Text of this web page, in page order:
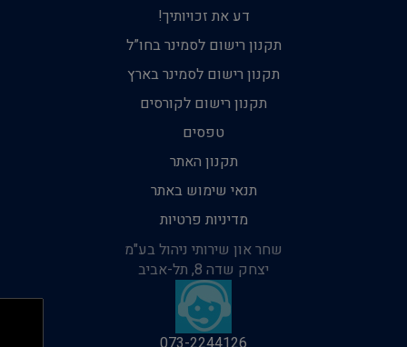
דע את זכויותיך!
תקנון רישום לסמינר בחו”ל
תקנון רישום לסמינר בארץ
תקנון רישום לקורסים
טפסים
תקנון האתר
תנאי שימוש באתר
מדיניות פרטיות
שחר און שירותי ניהול בע"מ
יצחק שדה 8, תל-אביב